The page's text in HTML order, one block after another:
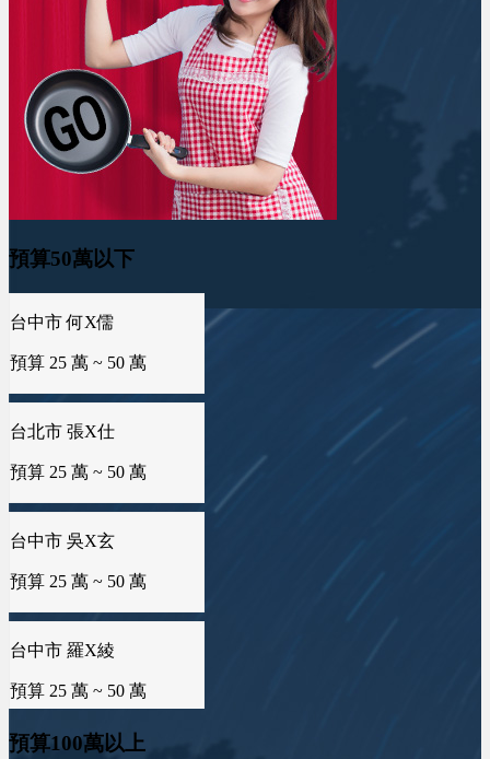
預算50萬以下
台中市 何X儒
預算 25 萬 ~ 50 萬
台北市 張X仕
預算 25 萬 ~ 50 萬
台中市 吳X玄
預算 25 萬 ~ 50 萬
台中市 羅X綾
預算 25 萬 ~ 50 萬
台南市 邱X羚
預算100萬以上